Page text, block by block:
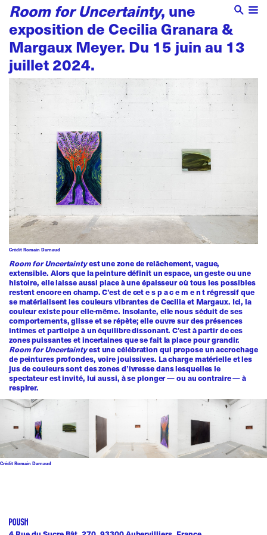
Room for Uncertainty, une
exposition de Cecilia Granara &
Margaux Meyer. Du 15 juin au 13
juillet 2024.
Crédit Romain Darnaud
Room for Uncertaintyest une zone de relâchement, vague,
extensible. Alors que la peinture définit un espace, un geste ou une
histoire, elle laisse aussi place à une épaisseur où tous les possibles
restent encore en champ. C’est de cet e s p a c e m e n t régressif que
se matérialisent les couleurs vibrantes de Cecilia et Margaux. Ici, la
couleur existe pour elle-même. Insolante, elle nous séduit de ses
comportements, glisse et se répète; elle ouvre sur des présences
intimes et participe à un équilibre dissonant. C’est à partir de ces
zones puissantes et incertaines que se fait la place pour grandir.
Room for Uncertaintyest une célébration qui propose un accrochage
de peintures profondes, voire jouissives. La charge matérielle et les
jus de couleurs sont des zones d’ivresse dans lesquelles le
spectateur est invité, lui aussi, à se plonger — ou au contraire — à
respirer.
Crédit Romain Darnaud